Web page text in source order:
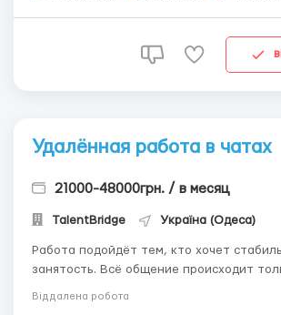
Удалённая работа в чатах
21000-48000грн. / в месяц
TalentBridge Україна (Одеса)
Работа подойдёт тем, кто хочет
занятость. Всё общение происходит только в
текстовом формате. ✨ Ваши задачи: — Общение с
Віддалена робота